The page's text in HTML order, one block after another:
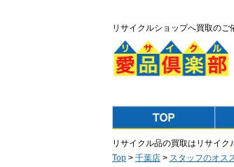
リサイクルショップへ買取のご
リサイクル品の買取はリサイク
Top > 千葉店 > スタッフのオス